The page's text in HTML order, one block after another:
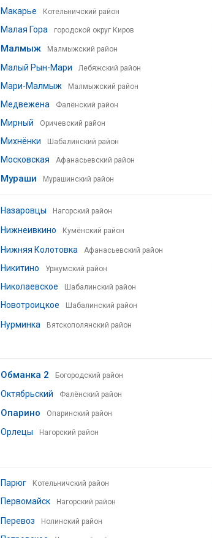
Макарье Котельничский район
Малая Гора городской округ Киров
Малмыж Малмыжский район
Малый Рын-Мари Лебяжский район
Мари-Малмыж Малмыжский район
Медвежена Фалёнский район
Мирный Оричевский район
Михнёнки Шабалинский район
Московская Афанасьевский район
Мураши Мурашинский район
Назаровцы Нагорский район
Нижнеивкино Кумёнский район
Нижняя Колотовка Афанасьевский район
Никитино Уржумский район
Николаевское Шабалинский район
Новотроицкое Шабалинский район
Нурминка Вятскополянский район
Обманка 2 Богородский район
Октябрьский Фалёнский район
Опарино Опаринский район
Орлецы Нагорский район
Парюг Котельничский район
Первомайск Нагорский район
Перевоз Нолинский район